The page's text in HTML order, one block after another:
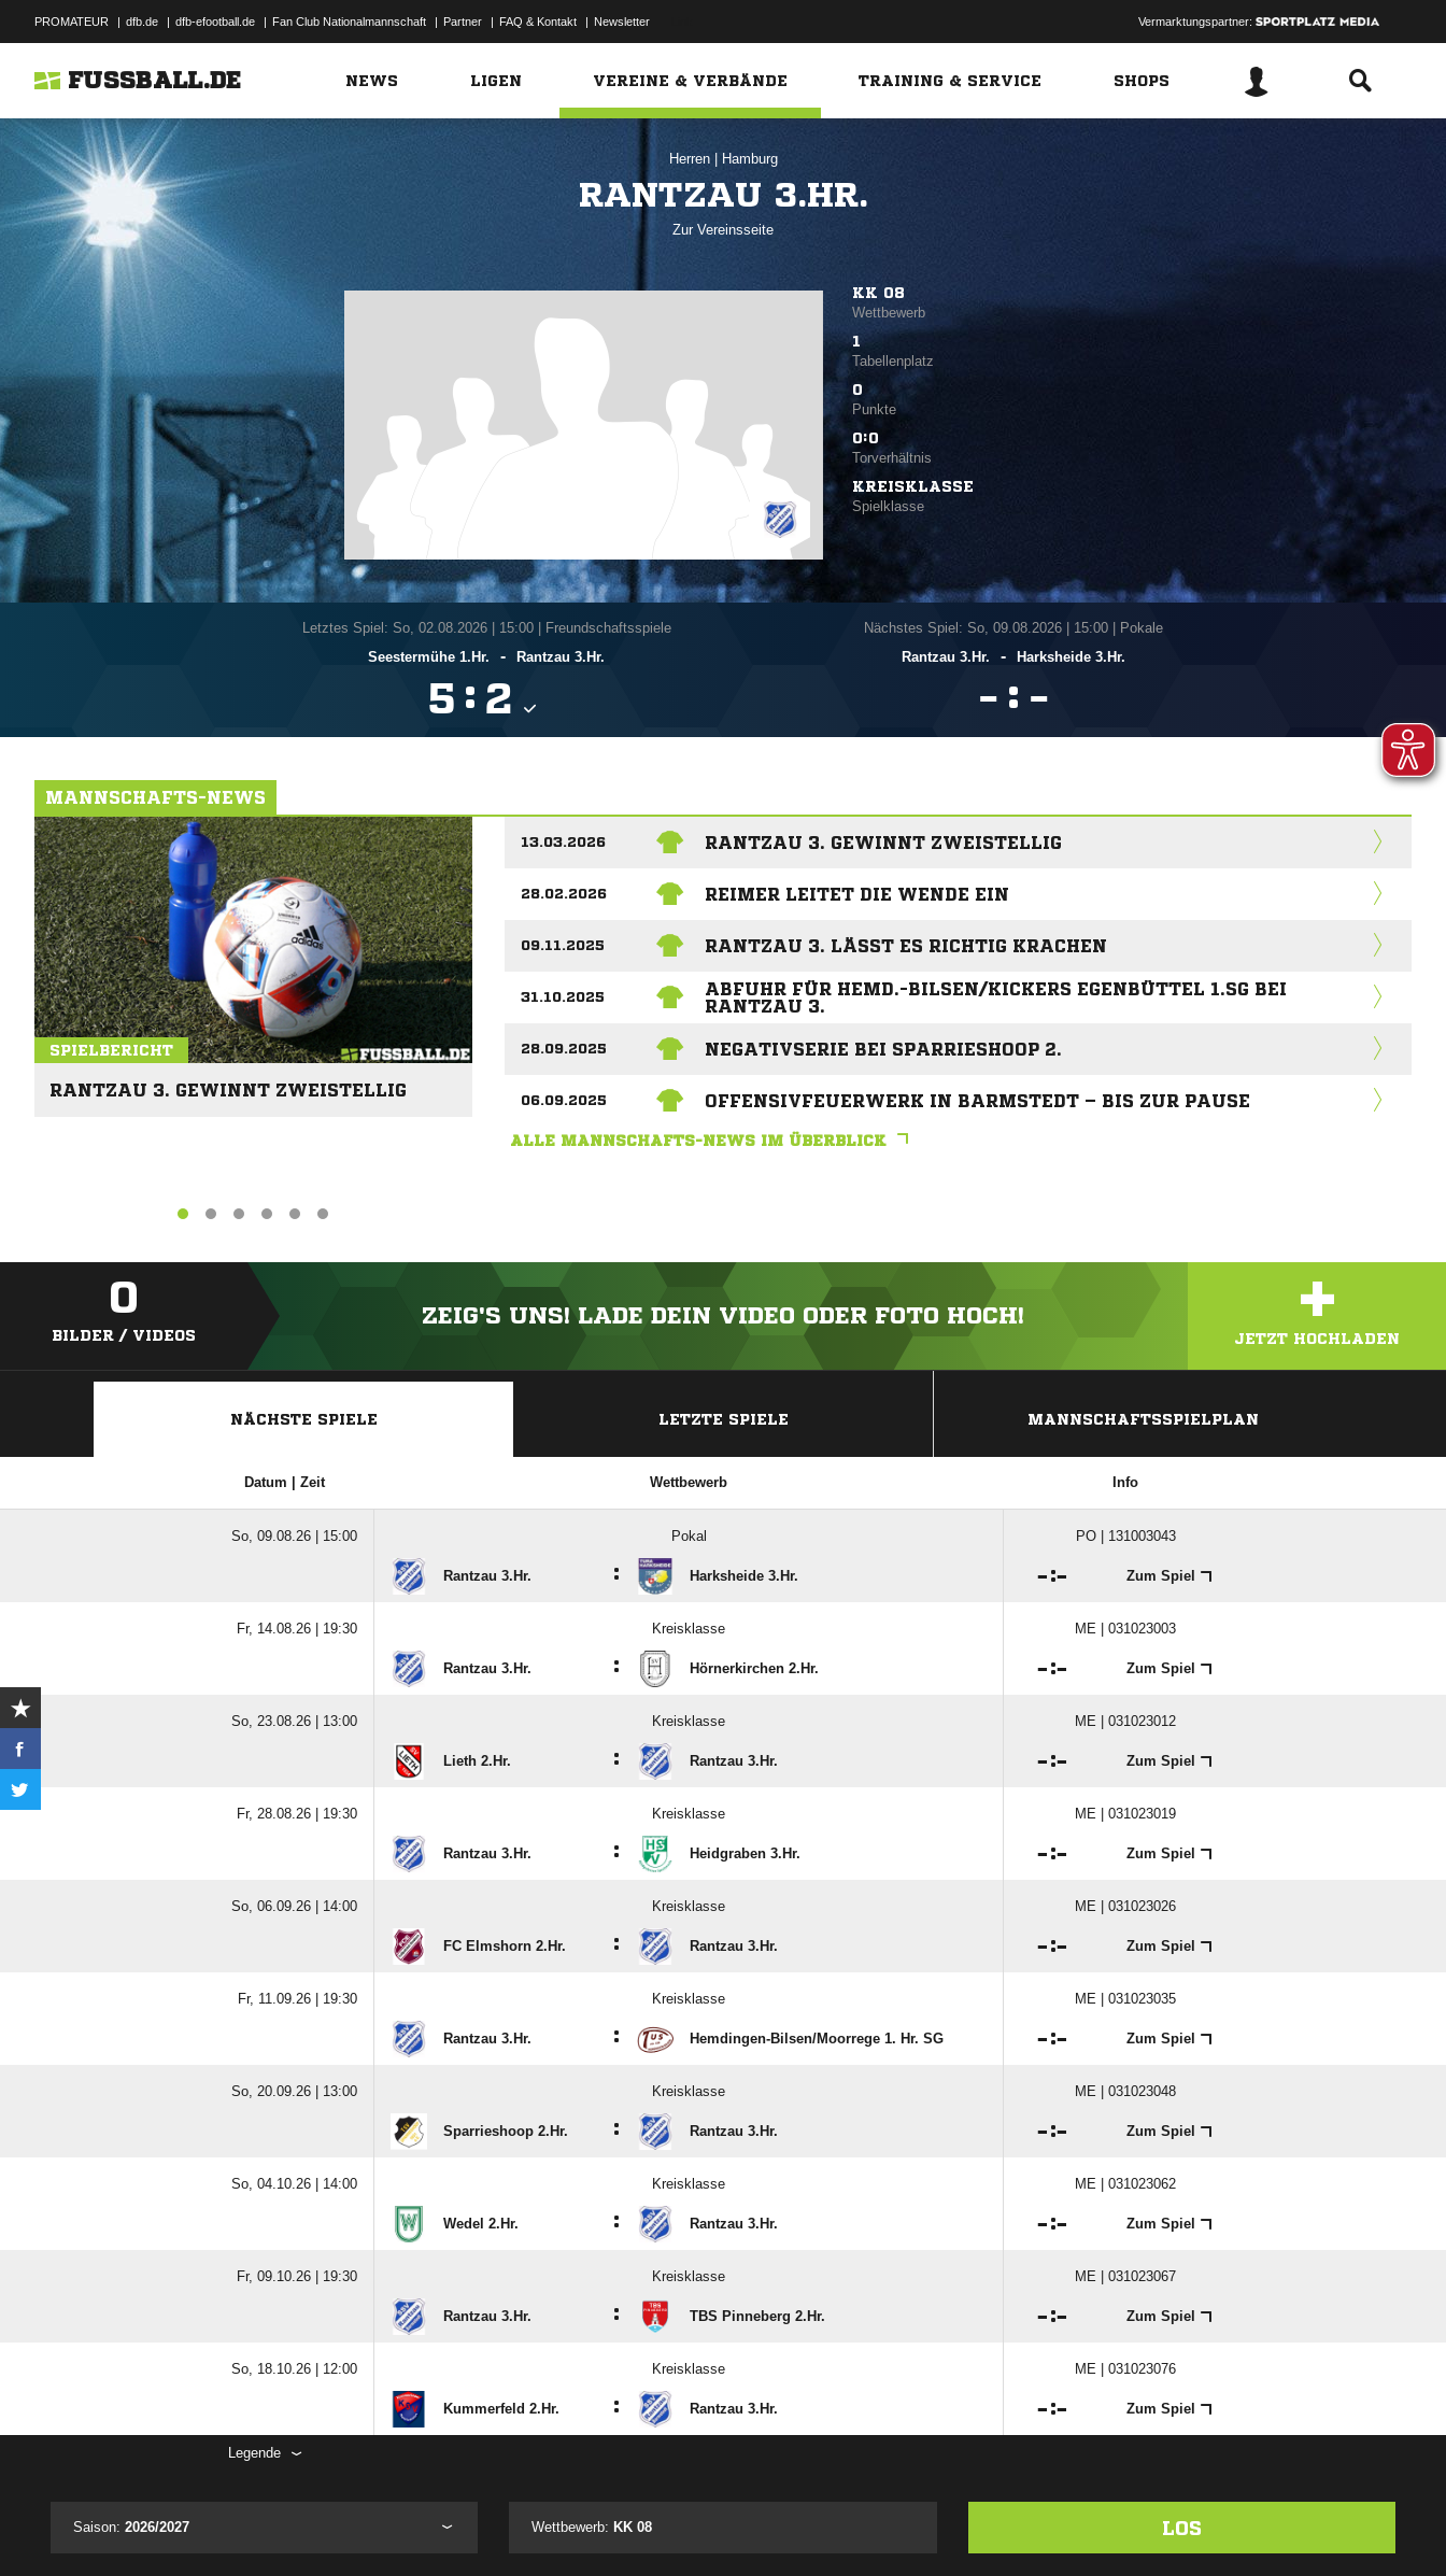
PROMATEUR | dfb.de | dfb-efootball.de | Fan Club Nationalmannschaft | Partner | FAQ & Kontakt | Newsletter Vermarktungspartner:
FUSSBALL.DE NEWS LIGEN VEREINE & VERBÄNDE TRAINING & SERVICE SHOPS
Herren Hamburg
RANTZAU 3.HR.
Zur Vereinsseite
KK 08
Wettbewerb
1
Tabellenplatz
0
Punkte
0:0
Torverhältnis
KREISKLASSE
Spielklasse
Letztes Spiel: So, 02.08.2026| 15:00 | Freundschaftsspiele
Seestermühe 1.Hr.
- Rantzau 3.Hr.
 : 
Nächstes Spiel: So, 09.08.2026
15:00 | Pokale
Rantzau 3.Hr.
- Harksheide 3.Hr.
 : 
MANNSCHAFTS-NEWS
SPIELBERICHT
RANTZAU 3. GEWINNT ZWEISTELLIG
13.03.2026 RANTZAU 3. GEWINNT ZWEISTELLIG
28.02.2026 REIMER LEITET DIE WENDE EIN
09.11.2025 RANTZAU 3. LÄSST ES RICHTIG KRACHEN
31.10.2025
ABFUHR FÜR HEMD.-BILSEN/KICKERS EGENBÜTTEL 1.SG BEI
RANTZAU 3.
28.09.2025 NEGATIVSERIE BEI SPARRIESHOOP 2.
06.09.2025 OFFENSIVFEUERWERK IN BARMSTEDT – BIS ZUR PAUSE
ALLE MANNSCHAFTS-NEWS IM ÜBERBLICK
0
BILDER / VIDEOS
ZEIG'S UNS! LADE DEIN VIDEO ODER FOTO HOCH! +
JETZT HOCHLADEN
NÄCHSTE SPIELE LETZTE SPIELE MANNSCHAFTSSPIELPLAN
Datum | Zeit Wettbewerb Info
So, 09.08.26 | 15:00 Pokal PO | 131003043
Rantzau 3.Hr. : Harksheide 3.Hr. : Zum Spiel
Fr, 14.08.26 | 19:30 Kreisklasse ME | 031023003
Rantzau 3.Hr. : Hörnerkirchen 2.Hr. : Zum Spiel
So, 23.08.26 | 13:00 Kreisklasse ME | 031023012
Lieth 2.Hr. : Rantzau 3.Hr. : Zum Spiel
Fr, 28.08.26 | 19:30 Kreisklasse ME | 031023019
Rantzau 3.Hr. : Heidgraben 3.Hr. : Zum Spiel
So, 06.09.26 | 14:00 Kreisklasse ME | 031023026
FC Elmshorn 2.Hr. : Rantzau 3.Hr. : Zum Spiel
Fr, 11.09.26 | 19:30 Kreisklasse ME | 031023035
Rantzau 3.Hr. : Hemdingen-Bilsen/​Moorrege 1. Hr. SG : Zum Spiel
So, 20.09.26 | 13:00 Kreisklasse ME | 031023048
Sparrieshoop 2.Hr. : Rantzau 3.Hr. : Zum Spiel
So, 04.10.26 | 14:00 Kreisklasse ME | 031023062
Wedel 2.Hr. : Rantzau 3.Hr. : Zum Spiel
Fr, 09.10.26 | 19:30 Kreisklasse ME | 031023067
Rantzau 3.Hr. : TBS Pinneberg 2.Hr. : Zum Spiel
So, 18.10.26 | 12:00 Kreisklasse ME | 031023076
Kummerfeld 2.Hr. : Rantzau 3.Hr. : Zum Spiel
Legende
Saison: 2026/2027 Wettbewerb: KK 08 LOS